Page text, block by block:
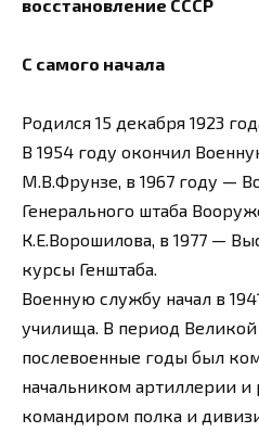
восстановление СССР
С самого начала
Родился 15 декабря 1923
В 1954 году окончил
М.В.Фрунзе, в 1967 году —
Генерального штаба
К.Е.Ворошилова, в 1977 —
курсы Генштаба.
Военную службу начал в
училища. В период
послевоенные годы был
начальником артиллерии и
командиром полка и